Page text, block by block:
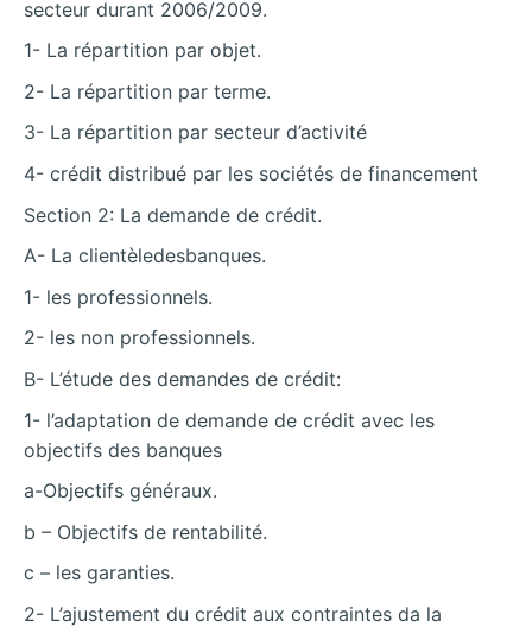
secteur durant 2006/2009.
1- La répartition par objet.
2- La répartition par terme.
3- La répartition par secteur d’activité
4- crédit distribué par les sociétés de financement
Section 2: La demande de crédit.
A- La clientèledesbanques.
1- les professionnels.
2- les non professionnels.
B- L’étude des demandes de crédit:
1- l’adaptation de demande de crédit avec les
objectifs des banques
a-Objectifs généraux.
b – Objectifs de rentabilité.
c – les garanties.
2- L’ajustement du crédit aux contraintes da la